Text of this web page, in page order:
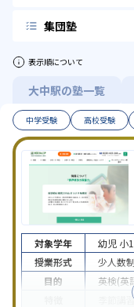
集団塾
表示順について
大中駅の塾一覧
中学受験 高校受験
対象学年 幼児 小
授業形式
少人数
目的
英検(英
季節講